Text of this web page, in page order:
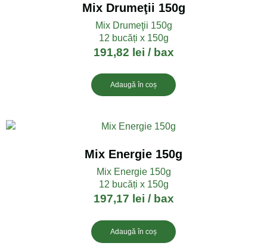
Mix Drumeţii 150g
Mix Drumeţii 150g
12 bucăți x 150g
191,82 lei / bax
Adaugă în coș
Mix Energie 150g
Mix Energie 150g
12 bucăți x 150g
197,17 lei / bax
Adaugă în coș